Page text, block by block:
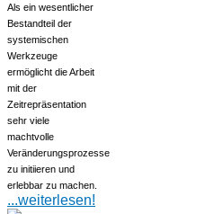
Als ein wesentlicher
Bestandteil der
systemischen
Werkzeuge
ermöglicht die Arbeit
mit der
Zeitrepräsentation
sehr viele
machtvolle
Veränderungsprozesse
zu initiieren und
erlebbar zu machen.
...weiterlesen!